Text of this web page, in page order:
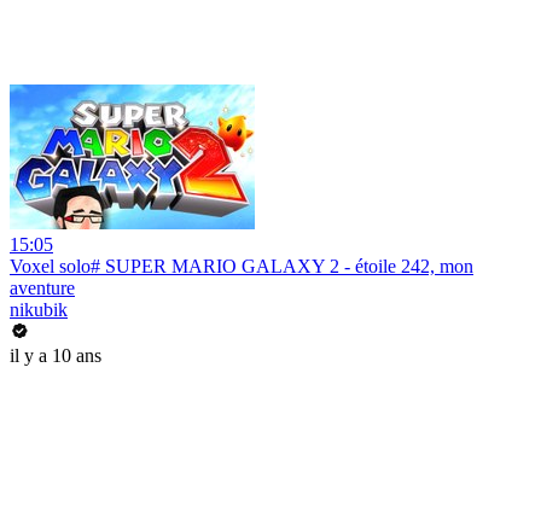
15:05
Voxel solo# SUPER MARIO GALAXY 2 - étoile 242, mon
aventure
nikubik
il y a 10 ans